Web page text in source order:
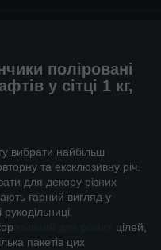
поліровані
у сітці 1 кг,
вибрати найбільш
та ексклюзивну річ.
для декору різних
гарний вигляд у
цілей,
пакетів цих